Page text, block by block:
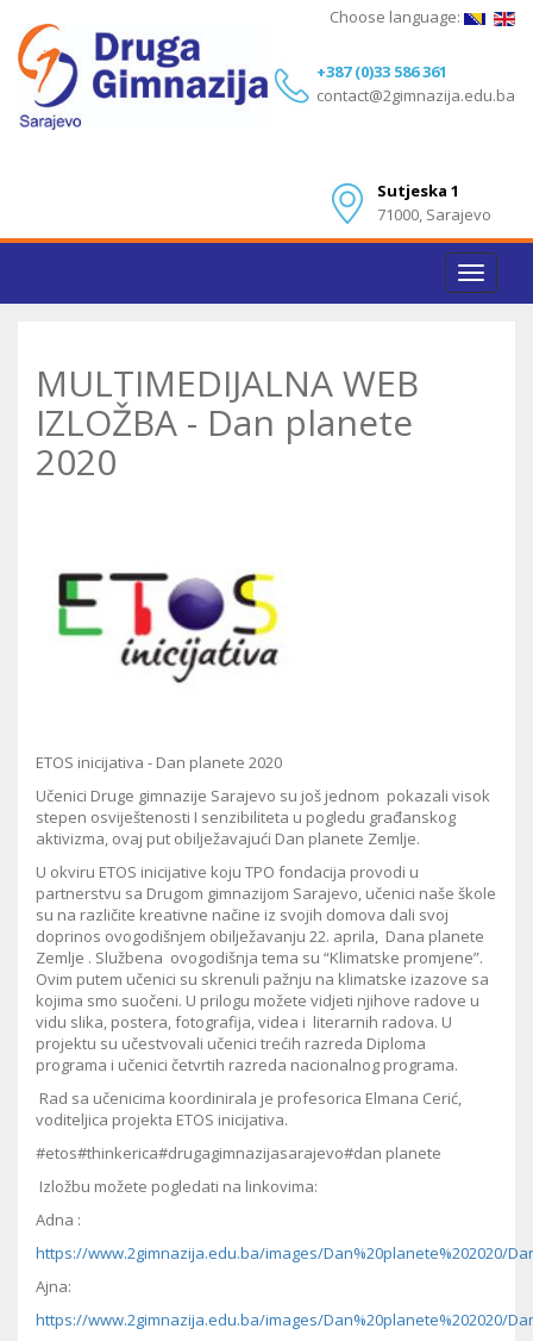
+387 (0)33 586 361
contact@2gimnazija.edu.ba
Sutjeska 1
71000, Sarajevo
Choose language:
Toggle
MULTIMEDIJALNA WEB
IZLOŽBA - Dan planete
2020
ETOS inicijativa - Dan planete 2020
Učenici Druge gimnazije Sarajevo su još jednom pokazali visok
stepen osviještenosti I senzibiliteta u pogledu građanskog
aktivizma, ovaj put obilježavajući Dan planete Zemlje.
U okviru ETOS inicijative koju TPO fondacija provodi u
partnerstvu sa Drugom gimnazijom Sarajevo, učenici naše škole
su na različite kreativne načine iz svojih domova dali svoj
doprinos ovogodišnjem obilježavanju 22. aprila, Dana planete
Zemlje . Službena ovogodišnja tema su “Klimatske promjene”.
Ovim putem učenici su skrenuli pažnju na klimatske izazove sa
kojima smo suočeni. U prilogu možete vidjeti njihove radove u
vidu slika, postera, fotografija, videa i literarnih radova. U
projektu su učestvovali učenici trećih razreda Diploma
programa i učenici četvrtih razreda nacionalnog programa.
Rad sa učenicima koordinirala je profesorica Elmana Cerić,
voditeljica projekta ETOS inicijativa.
#etos#thinkerica#drugagimnazijasarajevo#dan planete
Izložbu možete pogledati na linkovima:
Adna :
https://www.2gimnazija.edu.ba/images/Dan%20planete%202020/
Ajna:
https://www.2gimnazija.edu.ba/images/Dan%20planete%202020/